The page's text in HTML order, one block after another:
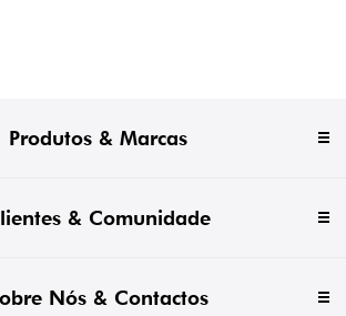
Produtos & Marcas
& Comunidade
Nós & Contactos